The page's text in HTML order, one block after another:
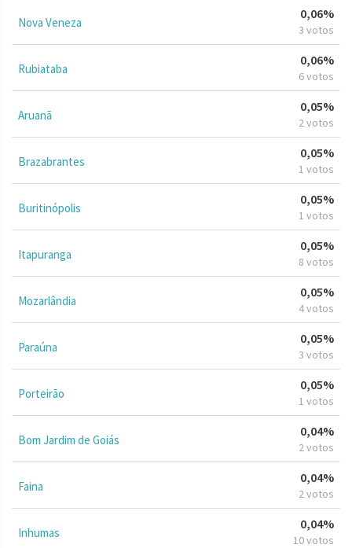
Nova Veneza
0,06%
3 votos
Rubiataba
0,06%
6 votos
Aruanã
0,05%
2 votos
Brazabrantes
0,05%
1 votos
Buritinópolis
0,05%
1 votos
Itapuranga
0,05%
8 votos
Mozarlândia
0,05%
4 votos
Paraúna
0,05%
3 votos
Porteirão
0,05%
1 votos
Bom Jardim de Goiás
0,04%
2 votos
Faina
0,04%
2 votos
Inhumas
0,04%
10 votos